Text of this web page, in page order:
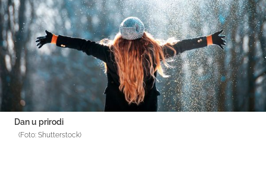
Dan u prirodi
(Foto: Shutterstock)